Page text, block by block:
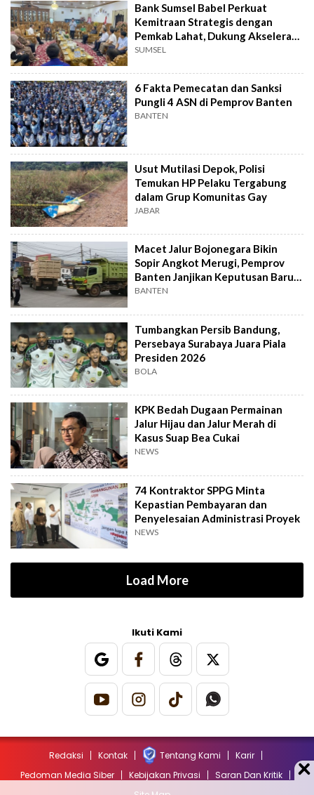
Bank Sumsel Babel Perkuat
Kemitraan Strategis dengan
Pemkab Lahat, Dukung Akselerasi
Ekonomi Daerah
SUMSEL
6 Fakta Pemecatan dan Sanksi
Pungli 4 ASN di Pemprov Banten
BANTEN
Usut Mutilasi Depok, Polisi
Temukan HP Pelaku Tergabung
dalam Grup Komunitas Gay
JABAR
Macet Jalur Bojonegara Bikin
Sopir Angkot Merugi, Pemprov
Banten Janjikan Keputusan Baru 4
Hari Lagi
BANTEN
Tumbangkan Persib Bandung,
Persebaya Surabaya Juara Piala
Presiden 2026
BOLA
KPK Bedah Dugaan Permainan
Jalur Hijau dan Jalur Merah di
Kasus Suap Bea Cukai
NEWS
74 Kontraktor SPPG Minta
Kepastian Pembayaran dan
Penyelesaian Administrasi Proyek
NEWS
Load More
Ikuti Kami
Redaksi Kontak Tentang Kami
Karir
Pedoman Media Siber
Kebijakan Privasi
Saran Dan Kritik